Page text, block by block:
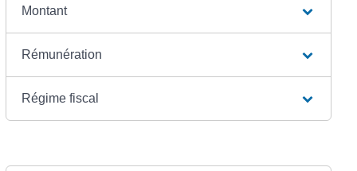
Montant
Rémunération
Régime fiscal